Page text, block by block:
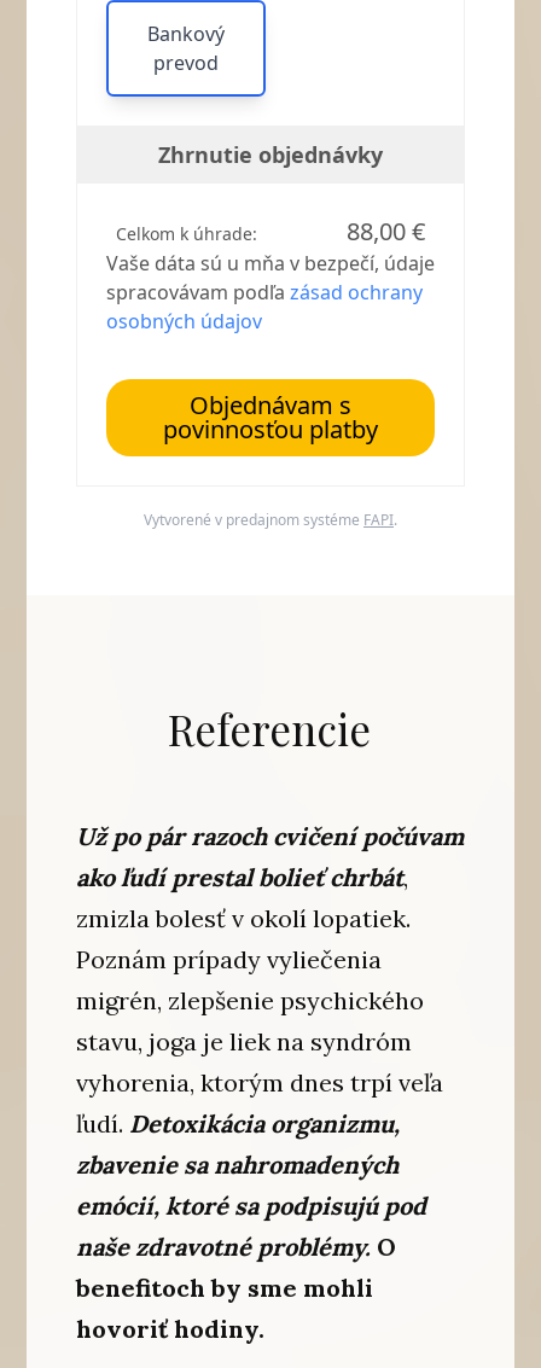
Bankový
prevod
Zhrnutie objednávky
Celkom k úhrade: 88,00 €
Vaše dáta sú u mňa v bezpečí, údaje
spracovávam podľa zásad ochrany
osobných údajov
Objednávam s
povinnosťou platby
Vytvorené v predajnom systéme FAPI.
Referencie
Už po pár razoch cvičení počúvam
ako ľudí prestal bolieť chrbát,
zmizla bolesť v okolí lopatiek.
Poznám prípady vyliečenia
migrén, zlepšenie psychického
stavu, joga je liek na syndróm
vyhorenia, ktorým dnes trpí veľa
ľudí. Detoxikácia organizmu,
zbavenie sa nahromadených
emócií, ktoré sa podpisujú pod
naše zdravotné problémy. O
benefitoch by sme mohli
hovoriť hodiny.